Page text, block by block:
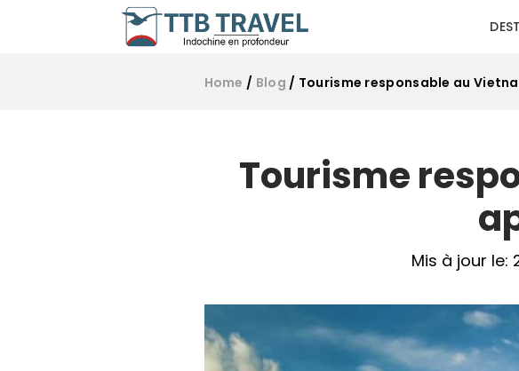
Home / Blog / Tourisme responsable au
Tourisme
Mis à jour le: